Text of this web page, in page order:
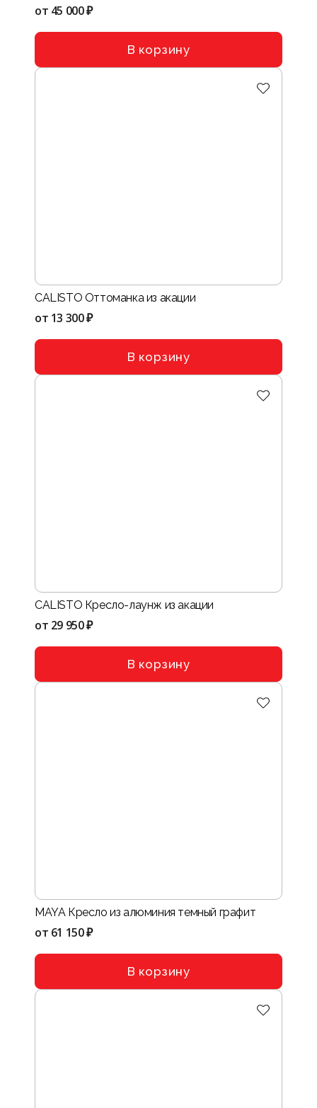
от 45 000 ₽
В корзину
CALISTO Оттоманка из акации
от 13 300 ₽
В корзину
CALISTO Кресло-лаунж из акации
от 29 950 ₽
В корзину
MAYA Кресло из алюминия темный графит
от 61 150 ₽
В корзину